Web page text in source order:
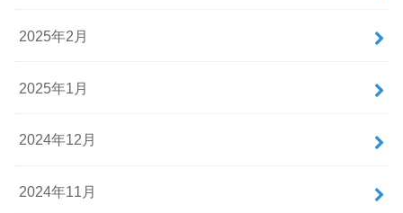
2025年2月
2025年1月
2024年12月
2024年11月